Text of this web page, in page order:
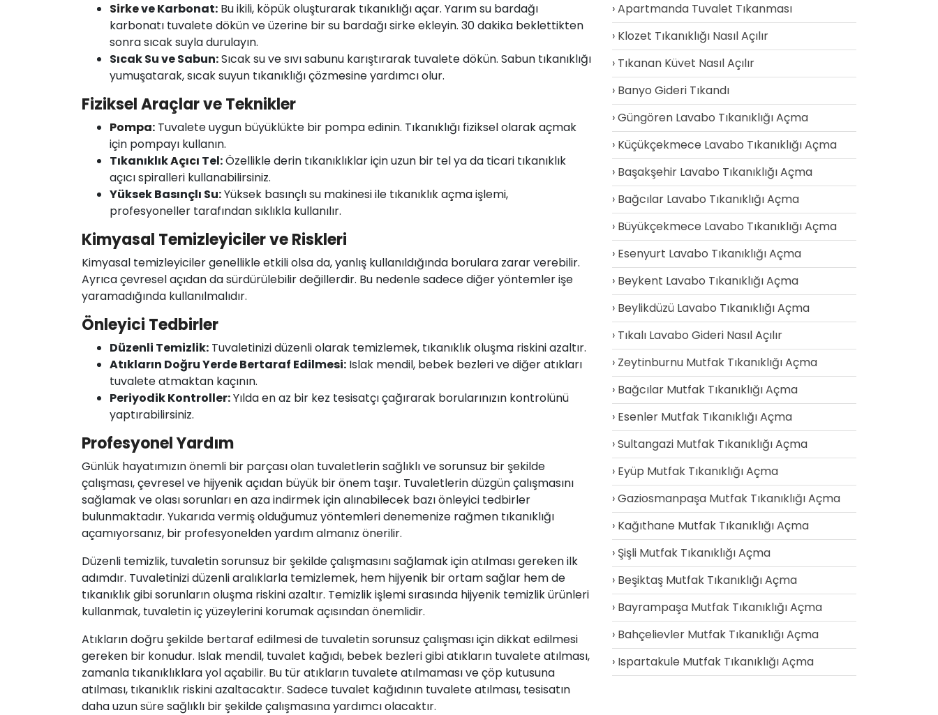
Sirkeve Karbonat: Bu ikili, köpük oluşturarak tıkanıklığı açar. Yarım su bardağı
karbonatı tuvalete dökün ve üzerine bir su bardağı sirke ekleyin. 30 dakika beklettikten
sonra sıcak suyla durulayın.
Sıcak Su ve Sabun:Sıcak su ve sıvı sabunu karıştırarak tuvalete dökün. Sabun tıkanıklığı
yumuşatarak, sıcak suyun tıkanıklığı çözmesine yardımcı olur.
Fiziksel Araçlar ve Teknikler
Pompa: Tuvalete uygun büyüklükte bir pompa edinin. Tıkanıklığı fiziksel olarak açmak
için pompayı kullanın.
TıkanıklıkAçıcı Tel:Özellikle derin tıkanıklıklar için uzun bir tel ya da ticari tıkanıklık
açıcı spiralleri kullanabilirsiniz.
Yüksek Basınçlı Su:Yüksek basınçlı su makinesi ile tıkanıklık açmaişlemi,
profesyoneller tarafından sıklıkla kullanılır.
Kimyasal Temizleyiciler ve Riskleri
Kimyasal temizleyiciler genellikle etkili olsa da, yanlış kullanıldığında borulara zarar verebilir.
Ayrıca çevresel açıdan da sürdürülebilir değillerdir. Bu nedenle sadece diğer yöntemler işe
yaramadığında kullanılmalıdır.
Önleyici Tedbirler
Düzenli Temizlik: Tuvaletinizi düzenli olarak temizlemek, tıkanıklık oluşma riskini azaltır.
Atıkların Doğru Yerde Bertaraf Edilmesi: Islak mendil, bebek bezleri ve diğer atıkları
tuvalete atmaktan kaçının.
Periyodik Kontroller:Yılda en az bir kez tesisatçı çağırarak borularınızın kontrolünü
yaptırabilirsiniz.
Profesyonel Yardım
Günlük hayatımızın önemli bir parçası olan tuvaletlerin sağlıklı ve sorunsuz bir şekilde
çalışması, çevresel ve hijyenik açıdan büyük bir önem taşır. Tuvaletlerin düzgün çalışmasını
sağlamak ve olası sorunları en aza indirmek için alınabilecek bazı önleyici tedbirler
bulunmaktadır. Yukarıda vermiş olduğumuz yöntemleri denemenize rağmen tıkanıklığı
açamıyorsanız, bir profesyonelden yardım almanız önerilir.
Düzenli temizlik, tuvaletin sorunsuz bir şekilde çalışmasını sağlamak için atılması gereken ilk
adımdır. Tuvaletinizi düzenli aralıklarla temizlemek, hem hijyenik bir ortam sağlar hem de
tıkanıklık gibi sorunların oluşma riskini azaltır. Temizlik işlemi sırasında hijyenik temizlik ürünleri
kullanmak, tuvaletin iç yüzeylerini korumak açısından önemlidir.
Atıkların doğru şekilde bertaraf edilmesi de tuvaletin sorunsuz çalışması için dikkat edilmesi
gereken bir konudur. Islak mendil, tuvalet kağıdı, bebek bezleri gibi atıkların tuvalete atılması,
zamanla tıkanıklıklara yol açabilir. Bu tür atıkların tuvalete atılmaması ve çöp kutusuna
atılması, tıkanıklık riskini azaltacaktır. Sadece tuvalet kağıdının tuvalete atılması, tesisatın
daha uzun süre sağlıklı bir şekilde çalışmasına yardımcı olacaktır.
Apartmanda Tuvalet Tıkanması
Klozet Tıkanıklığı Nasıl Açılır
Tıkanan Küvet Nasıl Açılır
Banyo Gideri Tıkandı
Güngören Lavabo Tıkanıklığı Açma
Küçükçekmece Lavabo Tıkanıklığı Açma
Başakşehir Lavabo Tıkanıklığı Açma
Bağcılar Lavabo Tıkanıklığı Açma
Büyükçekmece Lavabo Tıkanıklığı Açma
Esenyurt Lavabo Tıkanıklığı Açma
Beykent Lavabo Tıkanıklığı Açma
Beylikdüzü Lavabo Tıkanıklığı Açma
Tıkalı Lavabo Gideri Nasıl Açılır
Zeytinburnu Mutfak Tıkanıklığı Açma
Bağcılar Mutfak Tıkanıklığı Açma
Esenler Mutfak Tıkanıklığı Açma
Sultangazi Mutfak Tıkanıklığı Açma
Eyüp Mutfak Tıkanıklığı Açma
Gaziosmanpaşa Mutfak Tıkanıklığı Açma
Kağıthane Mutfak Tıkanıklığı Açma
Şişli Mutfak Tıkanıklığı Açma
Beşiktaş Mutfak Tıkanıklığı Açma
Bayrampaşa Mutfak Tıkanıklığı Açma
Bahçelievler Mutfak Tıkanıklığı Açma
Ispartakule Mutfak Tıkanıklığı Açma